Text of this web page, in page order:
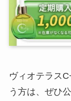
ヴィオテラス
う方は、ぜひ